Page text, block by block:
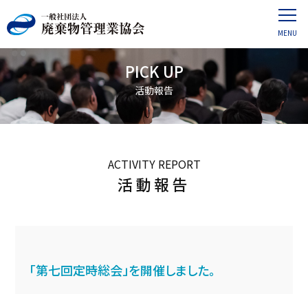
PICK UP
活動報告
ACTIVITY REPORT
活動報告
「第七回定時総会」を開催しました。